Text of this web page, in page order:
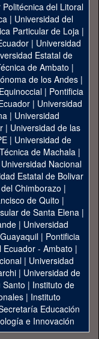
del Litoral
| Universidad del
Particular de Loja|
| Universidad
Estatal de
de Ambato |
de los Andes|
| Pontificia
| Universidad
| Universidad
| Universidad de las
| Universidad de
de Machala|
Universidad Nacional
Estatal de Bolivar
Chimborazo |
de Quito |
de Santa Elena|
| Universidad
| Pontificia
Ecuador - Ambato |
| Universidad
| Universidad de
Santo | Instituto de
| Instituto
Educación
e Innovación